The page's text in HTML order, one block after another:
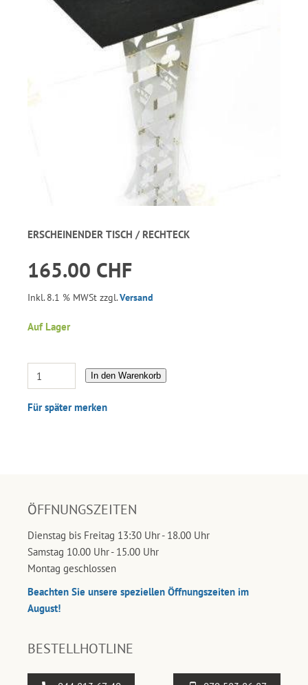
ERSCHEINENDER TISCH / RECHTECK
165.00 CHF
Inkl. 8.1 % MWSt zzgl.Versand
Auf Lager
In den Warenkorb
Für später merken
ÖFFNUNGSZEITEN
Dienstag bis Freitag 13:30 Uhr - 18.00 Uhr
Samstag 10.00 Uhr - 15.00 Uhr
Montag geschlossen
Beachten Sie unsere speziellen Öffnungszeiten im
August!
BESTELLHOTLINE